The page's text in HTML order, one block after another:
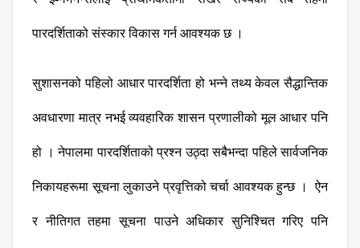
पारदर्शिताको संस्कार विकास गर्न आवश्यक छ ।
सुशासनको पहिलो आधार पारदर्शिता हो भन्ने तथ्य केवल सैद्धान्तिक
अवधारणा मात्र नभई व्यवहारिक शासन प्रणालीको मूल आधार पनि
हो । नेपालमा पारदर्शिताको प्रश्न उठ्दा सबैभन्दा पहिले सार्वजनिक
निकायहरूमा सूचना लुकाउने प्रवृत्तिको चर्चा आवश्यक हुन्छ ।  ऐन
र नीतिगत तहमा सूचना पाउने अधिकार सुनिश्चित गरिए पनि